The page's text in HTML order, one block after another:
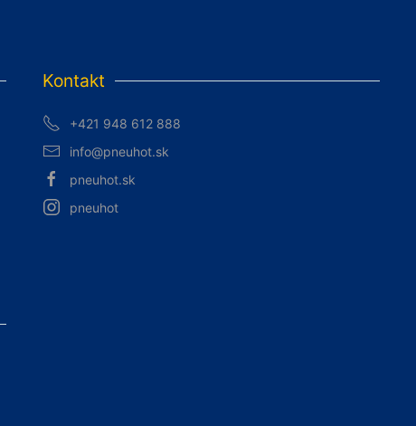
Kontakt
+421 948 612 888
info@pneuhot.sk
pneuhot.sk
pneuhot